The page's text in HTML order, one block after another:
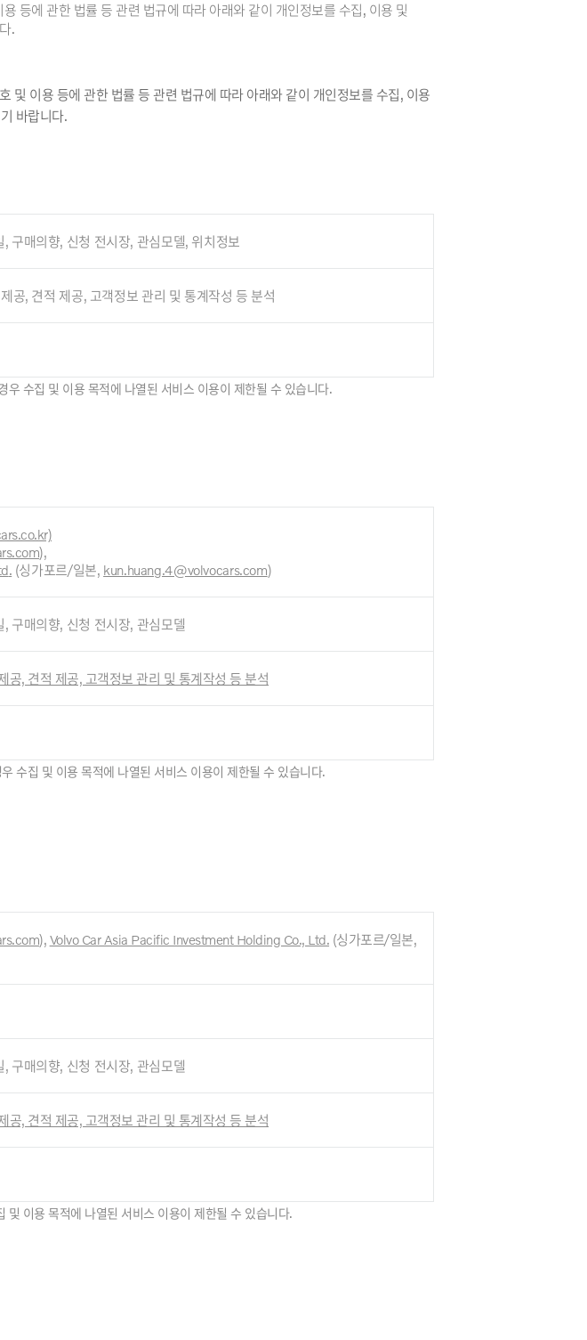
등에 관한 법률 등 관련 법규에 따라 아래와 같이 개인정보를 수집, 이용 및
.
및 이용 등에 관한 법률 등 관련 법규에 따라 아래와 같이 개인정보를 수집, 이용
바랍니다.
구매의향, 신청 전시장, 관심모델, 위치정보
공, 견적 제공, 고객정보 관리 및 통계작성 등 분석
수집 및 이용 목적에 나열된 서비스 이용이 제한될 수 있습니다.
),
. (싱가포르/일본, kun.huang.4@volvocars.com)
구매의향, 신청 전시장, 관심모델
공, 견적 제공, 고객정보 관리 및 통계작성 등 분석
수집 및 이용 목적에 나열된 서비스 이용이 제한될 수 있습니다.
), Volvo Car Asia Pacific Investment Holding Co., Ltd. (싱가포르/일본,
구매의향, 신청 전시장, 관심모델
공, 견적 제공, 고객정보 관리 및 통계작성 등 분석
이용 목적에 나열된 서비스 이용이 제한될 수 있습니다.